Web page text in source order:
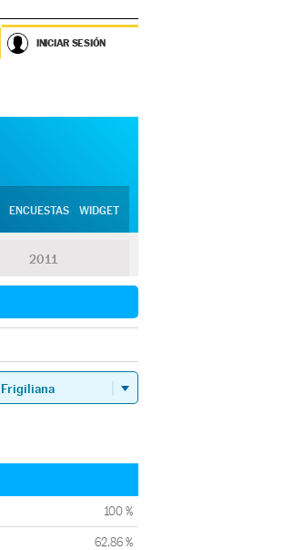
INICIAR SESIÓN
ENCUESTAS WIDGET
2011
100 %
62,86 %